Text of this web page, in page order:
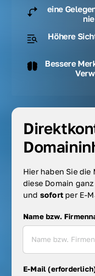
eine
Höhere
Bessere
Hier haben Sie
diese Domain
und sofort per E-
Name bzw. Firmenname
Name bzw.
E-Mail